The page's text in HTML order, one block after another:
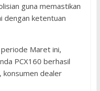
guna memastikan
dengan ketentuan
Maret ini,
PCX160 berhasil
konsumen dealer